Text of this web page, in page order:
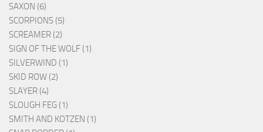
SAXON (6)
SCORPIONS (5)
SCREAMER (2)
SIGN OF THE WOLF (1)
SILVERWIND (1)
SKID ROW (2)
SLAYER (4)
SLOUGH FEG (1)
SMITH AND KOTZEN (1)